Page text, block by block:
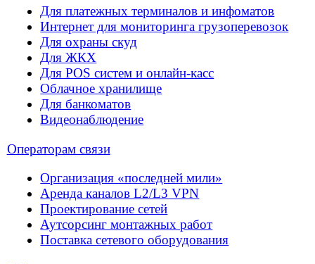
О компании
Блог
Офис в Москве:
125040, г. Москва,
ул. 3-я Ямского Поля,
д. 28, офис 105-106
Офис в Санкт-Петербурге:
190020, г. Санкт-Петербург,
наб. Обводного Канала,
д. 199-201, лит. Ж, пом. 12-Н,
офис 402
© 2025 Айсистемс. Все права защищены